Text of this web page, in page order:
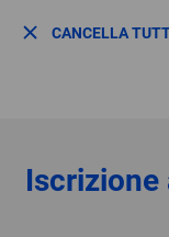
CANCELLA
Iscrizione